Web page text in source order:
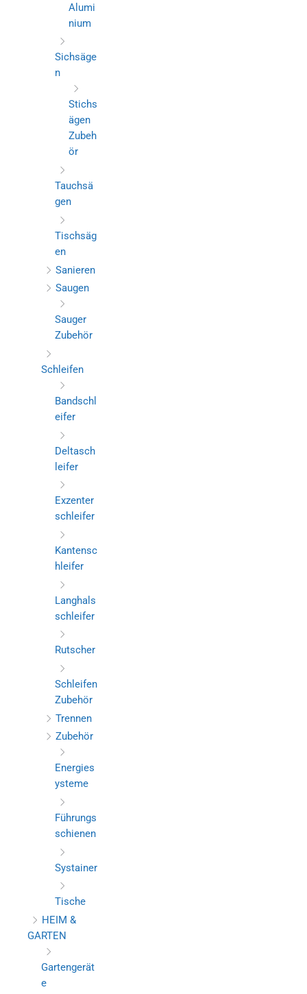
Alumi
nium
Sichsäge
n
Stichs
ägen
Zubeh
ör
Tauchsä
gen
Tischsäg
en
Sanieren
Saugen
Sauger
Zubehör
Schleifen
Bandschl
eifer
Deltasch
leifer
Exzenter
schleifer
Kantensc
hleifer
Langhals
schleifer
Rutscher
Schleifen
Zubehör
Trennen
Zubehör
Energies
ysteme
Führungs
schienen
Systainer
Tische
HEIM &
GARTEN
Gartengerät
e